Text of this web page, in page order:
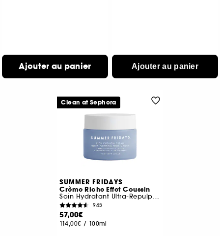
Ajouter au panier Ajouter au panier
SUMMER FRIDAYS
Crème Riche Effet Coussin
Soin Hydratant Ultra-Repulpant
945
57,00€
114,00€ / 100ml
Clean at Sephora